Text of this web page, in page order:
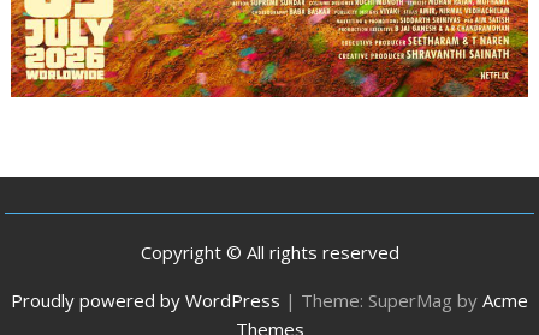
Copyright © All rights reserved
Proudly powered by WordPress | Theme: SuperMag by Acme
Themes